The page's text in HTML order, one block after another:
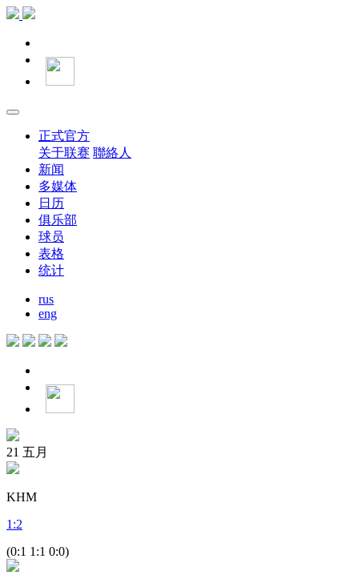
正式官方
关于联赛 聯絡人
新闻
多媒体
日历
俱乐部
球员
表格
统计
rus
eng
21 五月
KHM
1 :2
(0:1 1:1 0:0)